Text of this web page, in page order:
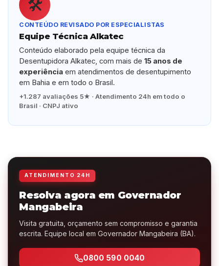
🛠️
CONTEÚDO REVISADO POR ESPECIALISTAS
Equipe Técnica Alkatec
Conteúdo elaborado pela equipe técnica da
Desentupidora Alkatec, com mais de15 anos de
experiência em atendimentos de desentupimento
em Bahia e em todo o Brasil.
+1.287 avaliações 5★ · Atendimento 24h em todo o
Brasil · CNPJ ativo
ATENDIMENTO 24H
Resolva agora em Governador
Mangabeira
Visita gratuita, orçamento sem compromisso e garantia
escrita. Equipe local em Governador Mangabeira (BA).
0800 590 0040